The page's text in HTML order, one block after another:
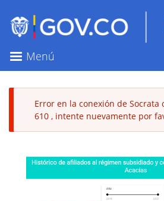
principal
Menú
Mensaje
error
Error en la conexión de Socrata
610 , intente nuevamente por